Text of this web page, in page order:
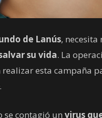
de Lanús,
su vida. La
esta campaña
.
se contagió un virus